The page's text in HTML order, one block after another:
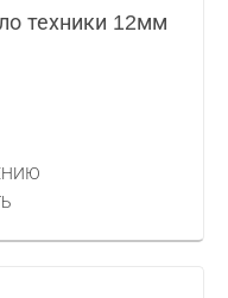
техники 12мм